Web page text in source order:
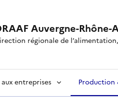
Auvergne-Rhône-
régionale de
entreprises Production